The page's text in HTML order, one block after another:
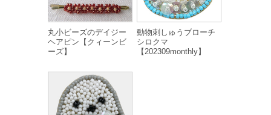
丸小ビーズのデイジー
ヘアピン【クィーンビ
ーズ】
動物刺しゅうブローチ
シロクマ
【202309monthly】